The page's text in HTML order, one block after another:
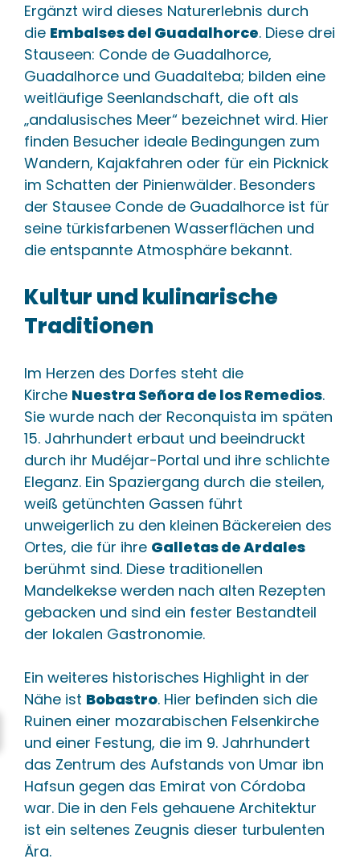
Ergänzt wird dieses Naturerlebnis durch
die Embalses del Guadalhorce. Diese drei
Stauseen: Conde de Guadalhorce,
Guadalhorce und Guadalteba; bilden eine
weitläufige Seenlandschaft, die oft als
„andalusisches Meer“ bezeichnet wird. Hier
finden Besucher ideale Bedingungen zum
Wandern, Kajakfahren oder für ein Picknick
im Schatten der Pinienwälder. Besonders
der Stausee Conde de Guadalhorce ist für
seine türkisfarbenen Wasserflächen und
die entspannte Atmosphäre bekannt.
Kultur und kulinarische
Traditionen
Im Herzen des Dorfes steht die
Kirche Nuestra Señora de los Remedios.
Sie wurde nach der Reconquista im späten
15. Jahrhundert erbaut und beeindruckt
durch ihr Mudéjar-Portal und ihre schlichte
Eleganz. Ein Spaziergang durch die steilen,
weiß getünchten Gassen führt
unweigerlich zu den kleinen Bäckereien des
Ortes, die für ihre Galletas de Ardales
berühmt sind. Diese traditionellen
Mandelkekse werden nach alten Rezepten
gebacken und sind ein fester Bestandteil
der lokalen Gastronomie.
Ein weiteres historisches Highlight in der
Nähe ist Bobastro. Hier befinden sich die
Ruinen einer mozarabischen Felsenkirche
und einer Festung, die im 9. Jahrhundert
das Zentrum des Aufstands von Umar ibn
Hafsun gegen das Emirat von Córdoba
war. Die in den Fels gehauene Architektur
ist ein seltenes Zeugnis dieser turbulenten
Ära.